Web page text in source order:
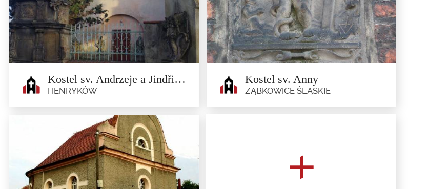
Matky Milosrdenství v
Minsterberku
Ziębice
Bývalý evangelický kostel sv. Jana byla postavený v roce
Bożnowice
Bożnowice
Pozdně farní kostel Nejsvětější Trojice, postavený v roce
1709,...
Kostel sv. Andrzeje a Jindřicha
HENRYKÓW
Kostel sv. Andrzeje a Jindřicha
Henryków
Postaven ve 14. století v gotickém stylu. Svatý Anton
Kostel sv. Anny
ZĄBKOWICE ŚLĄSKIE
Ząbkowice Śląskie